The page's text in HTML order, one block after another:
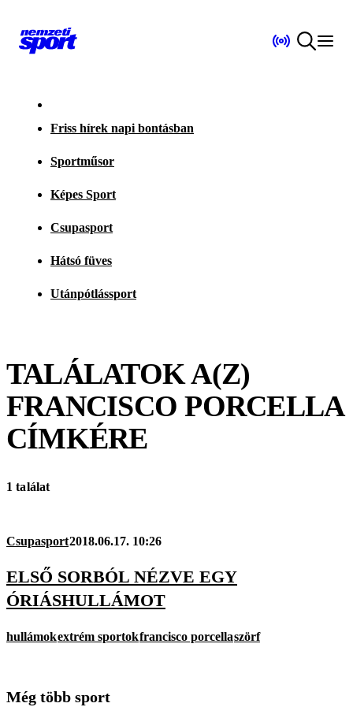
Friss hírek napi bontásban
Sportműsor
Képes Sport
Csupasport
Hátsó füves
Utánpótlássport
TALÁLATOK A(Z)
FRANCISCO PORCELLA
CÍMKÉRE
1 találat
Csupasport2018.06.17. 10:26
ELSŐ SORBÓL NÉZVE EGY
ÓRIÁSHULLÁMOT
hullámokextrém sportokfrancisco porcellaszörf
Még több sport